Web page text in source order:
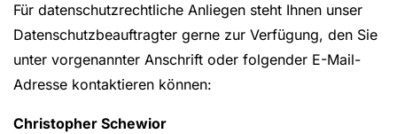
Für datenschutzrechtliche Anliegen steht Ihnen unser
Datenschutzbeauftragter gerne zur Verfügung, den Sie
unter vorgenannter Anschrift oder folgender E-Mail-
Adresse kontaktieren können:
Christopher Schewior